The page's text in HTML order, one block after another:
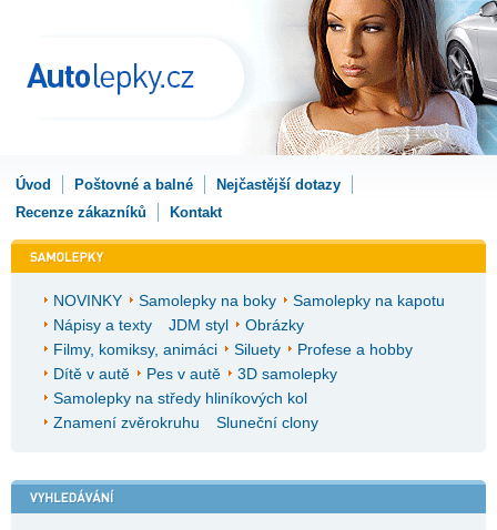
Úvod Poštovné a balné
Nejčastější dotazy
Recenze zákazníků
Kontakt
NOVINKY Samolepky na boky
Samolepky na kapotu
Nápisy a texty
JDM styl
Obrázky
Filmy, komiksy, animáci
Siluety
Profese a hobby
Dítě v autě
Pes v autě
3D samolepky
Samolepky na středy hliníkových kol
Znamení zvěrokruhu
Sluneční clony